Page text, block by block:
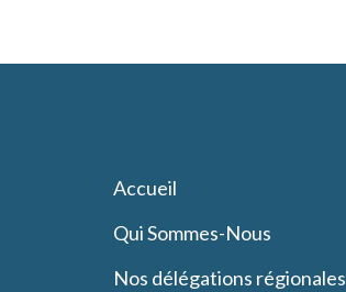
Accueil
Qui Sommes-Nous
Nos délégations régionales